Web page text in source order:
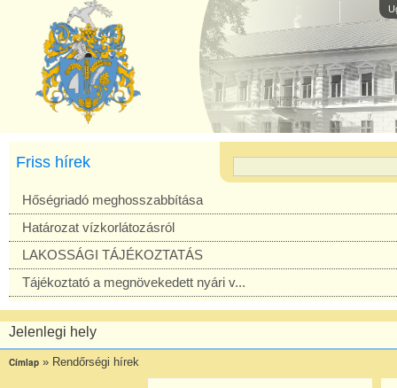
Friss hírek
Hőségriadó meghosszabbítása
Határozat vízkorlátozásról
LAKOSSÁGI TÁJÉKOZTATÁS
Tájékoztató a megnövekedett nyári v...
Jelenlegi hely
Címlap » Rendőrségi hírek